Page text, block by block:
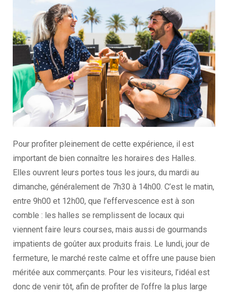
Pour profiter pleinement de cette expérience, il est
important de bien connaître les horaires des Halles.
Elles ouvrent leurs portes tous les jours, du mardi au
dimanche, généralement de 7h30 à 14h00. C’est le matin,
entre 9h00 et 12h00, que l’effervescence est à son
comble : les halles se remplissent de locaux qui
viennent faire leurs courses, mais aussi de gourmands
impatients de goûter aux produits frais. Le lundi, jour de
fermeture, le marché reste calme et offre une pause bien
méritée aux commerçants. Pour les visiteurs, l’idéal est
donc de venir tôt, afin de profiter de l’offre la plus large